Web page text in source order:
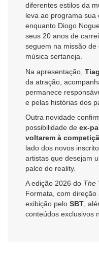
diferentes estilos da
leva ao programa sua
enquanto Diogo
seus 20 anos de
seguem na missão
música sertaneja.
Na apresentação,
da atração,
permanece
e pelas histórias dos
Outra novidade
possibilidade de ex-
voltarem à
lado dos novos
artistas que desejam
palco do reality.
A edição 2026 do The
Formata, com
exibição pelo SBT,
conteúdos exclusivos